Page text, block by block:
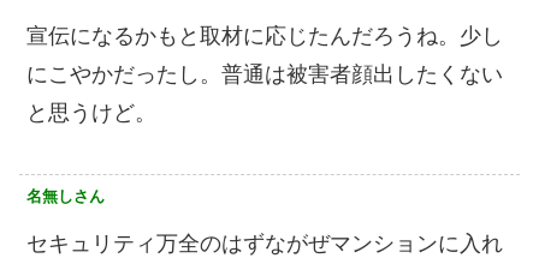
宣伝になるかもと取材に応じたんだろうね。少し
にこやかだったし。普通は被害者顔出したくない
と思うけど。
名無しさん
セキュリティ万全のはずながぜマンションに入れ